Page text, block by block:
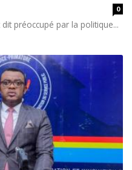
0
préoccupé par la politique...